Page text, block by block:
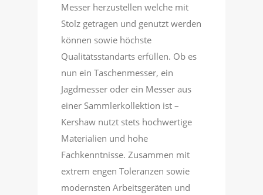
Messer herzustellen welche mit
Stolz getragen und genutzt werden
können sowie höchste
Qualitätsstandarts erfüllen. Ob es
nun ein Taschenmesser, ein
Jagdmesser oder ein Messer aus
einer Sammlerkollektion ist –
Kershaw nutzt stets hochwertige
Materialien und hohe
Fachkenntnisse. Zusammen mit
extrem engen Toleranzen sowie
modernsten Arbeitsgeräten und